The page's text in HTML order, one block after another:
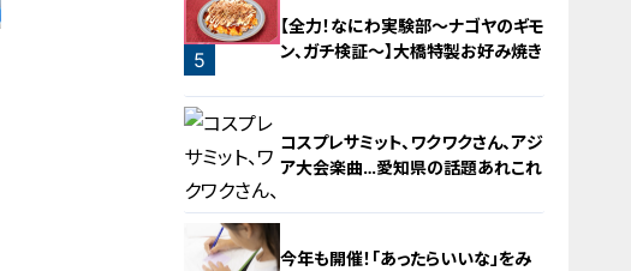
5
【全力！なにわ実験部～ナゴヤのギモ
ン、ガチ検証～】大橋特製お好み焼き
コスプレサミット、ワクワクさん、アジ
ア大会楽曲…愛知県の話題あれこれ
今年も開催！「あったらいいな」をみ